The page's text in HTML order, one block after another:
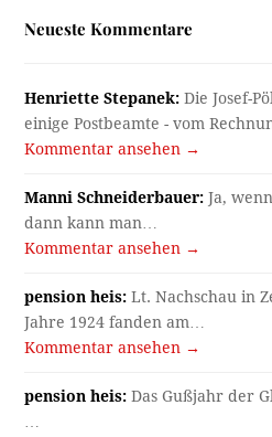
Neueste Kommentare
Henriette Stepanek: Die Josef-
einige Postbeamte - vom
Kommentar ansehen →
Manni Schneiderbauer: Ja,
dann kann man…
Kommentar ansehen →
pension heis: Lt. Nachschau in
Jahre 1924 fanden am…
Kommentar ansehen →
pension heis: Das Gußjahr der